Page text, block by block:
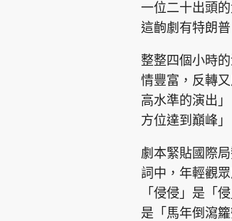
一位二十出頭
這齣劇有特朗
整整四個小時
情豐富，反轉
高水準的演出
方位達到巔峰」
劇本緊貼國際
詞中，年輕觀
「侵侵」是「
是「馬年倒瀉